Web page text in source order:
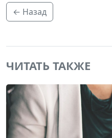
← Назад
ЧИТАТЬ ТАКЖЕ